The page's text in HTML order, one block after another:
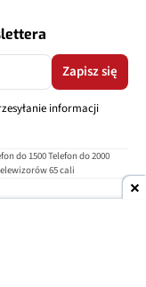
Zapisz się
informacji
do 1500Telefon do 2000
65 cali